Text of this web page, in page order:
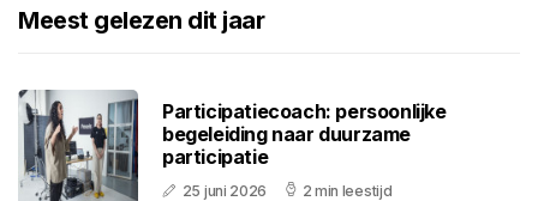
Meest gelezen dit jaar
Participatiecoach: persoonlijke
begeleiding naar duurzame
participatie
25 juni 2026 2 min leestijd